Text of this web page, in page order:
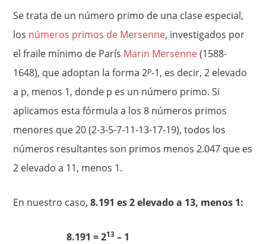
Se trata de un número primo de una clase especial,
los números primos de Mersenne, investigados por
el fraile mínimo de París Marin Mersenne(1588-
1648), que adoptan la forma 2p-1, es decir, 2 elevado
a p, menos 1, donde p es un número primo. Si
aplicamos esta fórmula a los 8 números primos
menores que 20 (2-3-5-7-11-13-17-19), todos los
números resultantes son primos menos 2.047 que es
2 elevado a 11, menos 1.
En nuestro caso,8.191 es 2 elevado a 13, menos 1:
8.191 = 213 – 1